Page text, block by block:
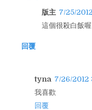
版主 7/25/
這個很殺白飯喔
回覆
tyna 7/26/2012
我喜歡
回覆